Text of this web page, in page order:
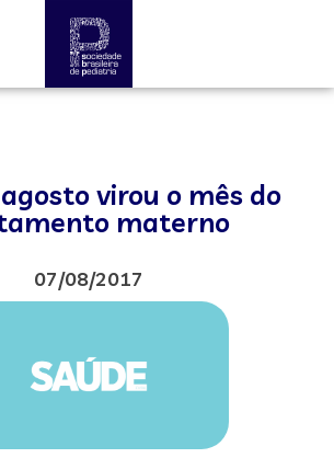
virou o mês do
materno
07/08/2017